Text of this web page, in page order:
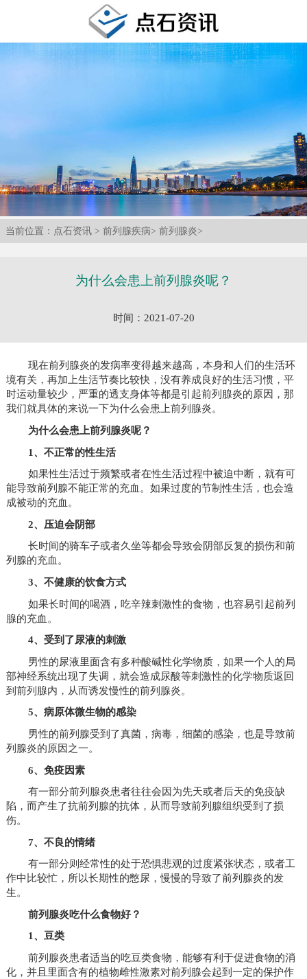
当前位置： 点石资讯 > 前列腺疾病> 前列腺炎>
为什么会患上前列腺炎呢？
时间：2021-07-20
现在前列腺炎的发病率变得越来越高，本身和人们的生活环
境有关，再加上生活节奏比较快，没有养成良好的生活习惯，平
时运动量较少，严重的透支身体等都是引起前列腺炎的原因，那
我们就具体的来说一下为什么会患上前列腺炎。
为什么会患上前列腺炎呢？
1、不正常的性生活
如果性生活过于频繁或者在性生活过程中被迫中断，就有可
能导致前列腺不能正常的充血。如果过度的节制性生活，也会造
成被动的充血。
2、压迫会阴部
长时间的骑车子或者久坐等都会导致会阴部反复的损伤和前
列腺的充血。
3、不健康的饮食方式
如果长时间的喝酒，吃辛辣刺激性的食物，也容易引起前列
腺的充血。
4、受到了尿液的刺激
男性的尿液里面含有多种酸碱性化学物质，如果一个人的局
部神经系统出现了失调，就会造成尿酸等刺激性的化学物质返回
到前列腺内，从而诱发慢性的前列腺炎。
5、病原体微生物的感染
男性的前列腺受到了真菌，病毒，细菌的感染，也是导致前
列腺炎的原因之一。
6、免疫因素
有一部分前列腺炎患者往往会因为先天或者后天的免疫缺
陷，而产生了抗前列腺的抗体，从而导致前列腺组织受到了损
伤。
7、不良的情绪
有一部分则经常性的处于恐惧悲观的过度紧张状态，或者工
作中比较忙，所以长期性的憋尿，慢慢的导致了前列腺炎的发
生。
前列腺炎吃什么食物好？
1、豆类
前列腺炎患者适当的吃豆类食物，能够有利于促进食物的消
化，并且里面含有的植物雌性激素对前列腺会起到一定的保护作